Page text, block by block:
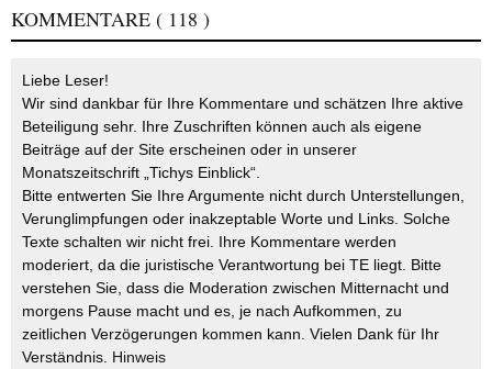
KOMMENTARE ( 118 )
Liebe Leser!
Wir sind dankbar für Ihre Kommentare und schätzen Ihre aktive
Beteiligung sehr. Ihre Zuschriften können auch als eigene
Beiträge auf der Site erscheinen oder in unserer
Monatszeitschrift „Tichys Einblick“.
Bitte entwerten Sie Ihre Argumente nicht durch Unterstellungen,
Verunglimpfungen oder inakzeptable Worte und Links. Solche
Texte schalten wir nicht frei. Ihre Kommentare werden
moderiert, da die juristische Verantwortung bei TE liegt. Bitte
verstehen Sie, dass die Moderation zwischen Mitternacht und
morgens Pause macht und es, je nach Aufkommen, zu
zeitlichen Verzögerungen kommen kann. Vielen Dank für Ihr
Verständnis. Hinweis